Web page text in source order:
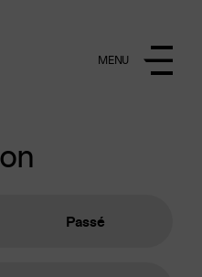
MENU
Passé